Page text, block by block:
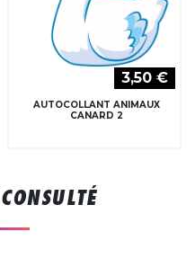
3,50 €
AUTOCOLLANT ANIMAUX
CANARD 2